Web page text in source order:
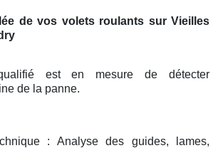
de vos volets roulants sur Vieilles
est en mesure de détecter
de la panne.
: Analyse des guides, lames,